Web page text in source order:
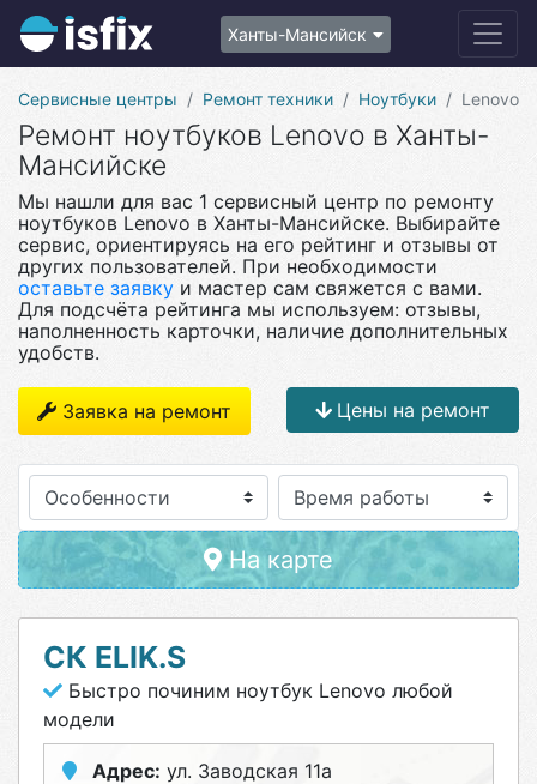
Ханты-Мансийск
Сервисные центры Ремонт техники Ноутбуки Lenovo
Ремонт ноутбуков Lenovo в Ханты-
Мансийске
Мы нашли для вас 1 сервисный центр по ремонту
ноутбуков Lenovo в Ханты-Мансийске. Выбирайте
сервис, ориентируясь на его рейтинг и отзывы от
других пользователей. При необходимости
оставьте заявку и мастер сам свяжется с вами.
Для подсчёта рейтинга мы используем: отзывы,
наполненность карточки, наличие дополнительных
удобств.
Заявка на ремонт Цены на ремонт
Особенности
На карте
СК ELIK.S
Быстро починим ноутбук Lenovo любой
модели
Адрес: ул. Заводская 11а